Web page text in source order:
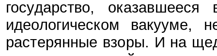
государство,
идеологическом
растерянные взоры. И на